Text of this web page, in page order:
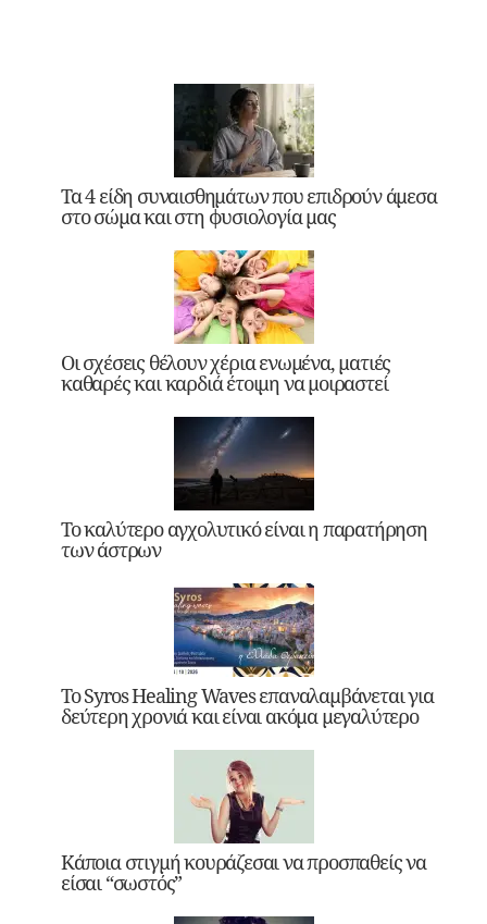
Τα 4 είδη συναισθημάτων που επιδρούν άμεσα
στο σώμα και στη φυσιολογία μας
Οι σχέσεις θέλουν χέρια ενωμένα, ματιές
καθαρές και καρδιά έτοιμη να μοιραστεί
Το καλύτερο αγχολυτικό είναι η παρατήρηση
των άστρων
Το Syros Healing Waves επαναλαμβάνεται για
δεύτερη χρονιά και είναι ακόμα μεγαλύτερο
Κάποια στιγμή κουράζεσαι να προσπαθείς να
είσαι “σωστός”